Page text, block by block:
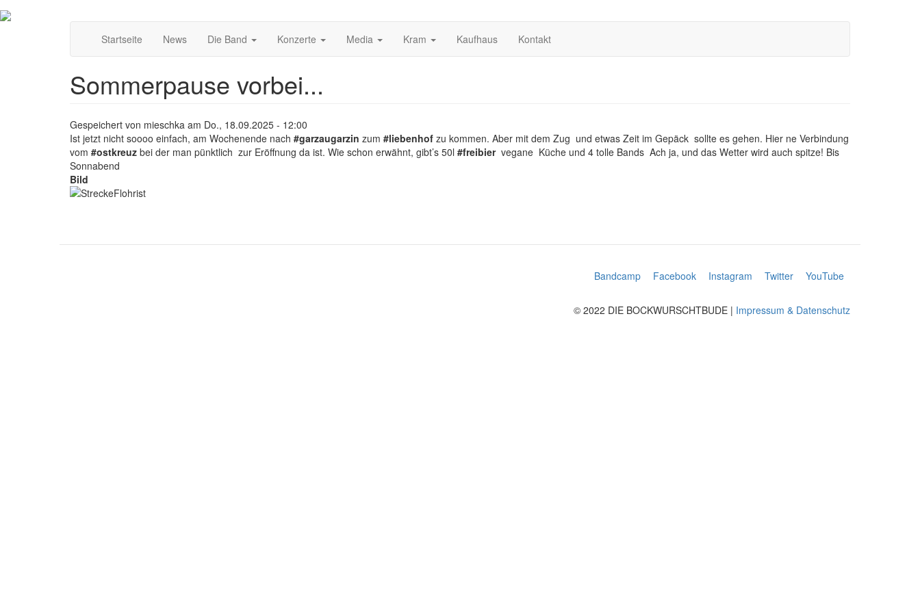
Direkt
Main
navigation
Startseite News Die Band Konzerte Media Kram Kaufhaus Kontakt
Sommerpause vorbei...
Gespeichert von mieschka am Do., 18.09.2025 - 12:00
Ist jetzt nicht soooo einfach, am Wochenende nach #garzaugarzin zum #liebenhof zu kommen. Aber mit dem Zug und etwas Zeit im Gepäck sollte es gehen. Hier ne Verbindung
vom #ostkreuz bei der man pünktlich zur Eröffnung da ist. Wie schon erwähnt, gibt’s 50l #freibiervegane Küche und 4 tolle Bands Ach ja, und das Wetter wird auch spitze! Bis
Sonnabend
Bild
Bandcamp Facebook Instagram Twitter YouTube
© 2022 DIE BOCKWURSCHTBUDE | Impressum & Datenschutz